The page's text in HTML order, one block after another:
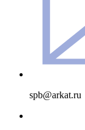
spb@arkat.ru